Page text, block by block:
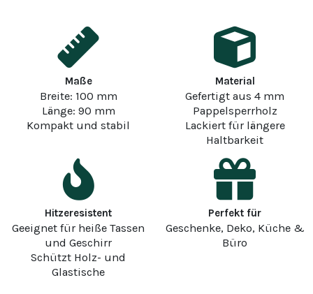
Maße
Breite: 100 mm
Länge: 90 mm
Kompakt und stabil
Material
Gefertigt aus 4 mm
Pappelsperrholz
Lackiert für längere
Haltbarkeit
Hitzeresistent
Geeignet für heiße Tassen
und Geschirr
Schützt Holz- und
Glastische
Perfekt für
Geschenke, Deko, Küche &
Büro